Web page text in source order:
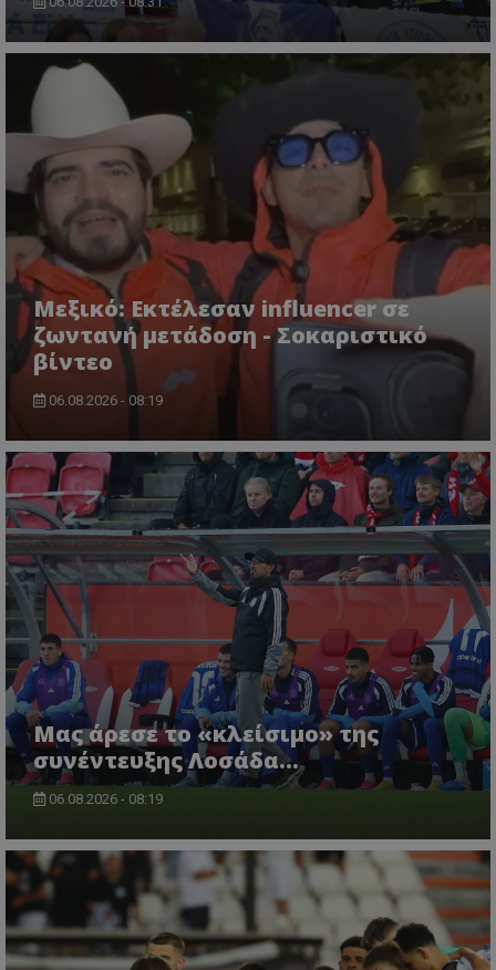
Μεξικό: Εκτέλεσαν influencer σε
ζωντανή μετάδοση - Σοκαριστικό
βίντεο
06.08.2026 - 08:19
Μας άρεσε το «κλείσιμο» της
συνέντευξης Λοσάδα…
06.08.2026 - 08:19